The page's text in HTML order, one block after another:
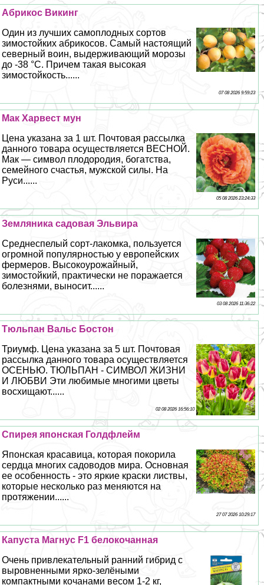
Абрикос Викинг
Один из лучших самоплодных сортов
зимостойких абрикосов. Самый настоящий
северный воин, выдерживающий морозы
до -38 °С. Причем такая высокая
зимостойкость......
07 08 2026 9:59:23
Мак Харвест мун
Цена указана за 1 шт. Почтовая рассылка
данного товара осуществляется ВЕСНОЙ.
Мак — символ плодородия, богатства,
семейного счастья, мужской силы. На
Руси......
05 08 2026 23:24:33
Земляника садовая Эльвира
Среднеспелый сорт-лакомка, пользуется
огромной популярностью у европейских
фермеров. Высокоурожайный,
зимостойкий, пpaктически не поражается
болезнями, выносит......
03 08 2026 11:36:22
Тюльпан Вальс Бостон
Триумф. Цена указана за 5 шт. Почтовая
рассылка данного товара осуществляется
ОСЕНЬЮ. ТЮЛЬПАН - СИМВОЛ ЖИЗНИ
И ЛЮБВИ Эти любимые многими цветы
восхищают......
02 08 2026 16:56:10
Спирея японская Голдфлейм
Японская красавица, которая покорила
сердца многих садоводов мира. Основная
ее особенность - это яркие краски листвы,
которые несколько раз меняются на
протяжении......
27 07 2026 10:29:17
Капуста Магнус F1 белокочанная
Очень привлекательный ранний гибрид с
выровненными ярко-зелёными
компактными кочанами весом 1-2 кг,